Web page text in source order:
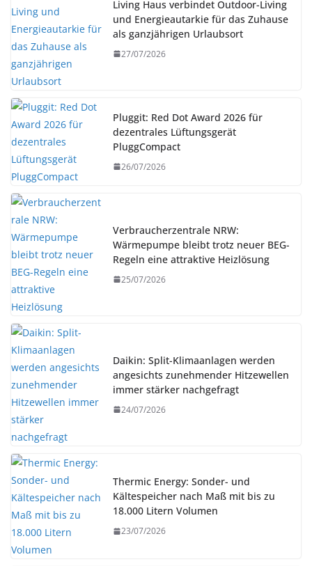
Living Haus verbindet Outdoor-Living
und Energieautarkie für das Zuhause
als ganzjährigen Urlaubsort
27/07/2026
Pluggit: Red Dot Award 2026 für
dezentrales Lüftungsgerät
PluggCompact
26/07/2026
Verbraucherzentrale NRW:
Wärmepumpe bleibt trotz neuer BEG-
Regeln eine attraktive Heizlösung
25/07/2026
Daikin: Split-Klimaanlagen werden
angesichts zunehmender Hitzewellen
immer stärker nachgefragt
24/07/2026
Thermic Energy: Sonder- und
Kältespeicher nach Maß mit bis zu
18.000 Litern Volumen
23/07/2026